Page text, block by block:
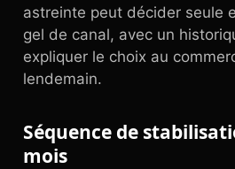
astreinte peut décider seule
gel de canal, avec un
expliquer le choix au
lendemain.
Séquence de
mois